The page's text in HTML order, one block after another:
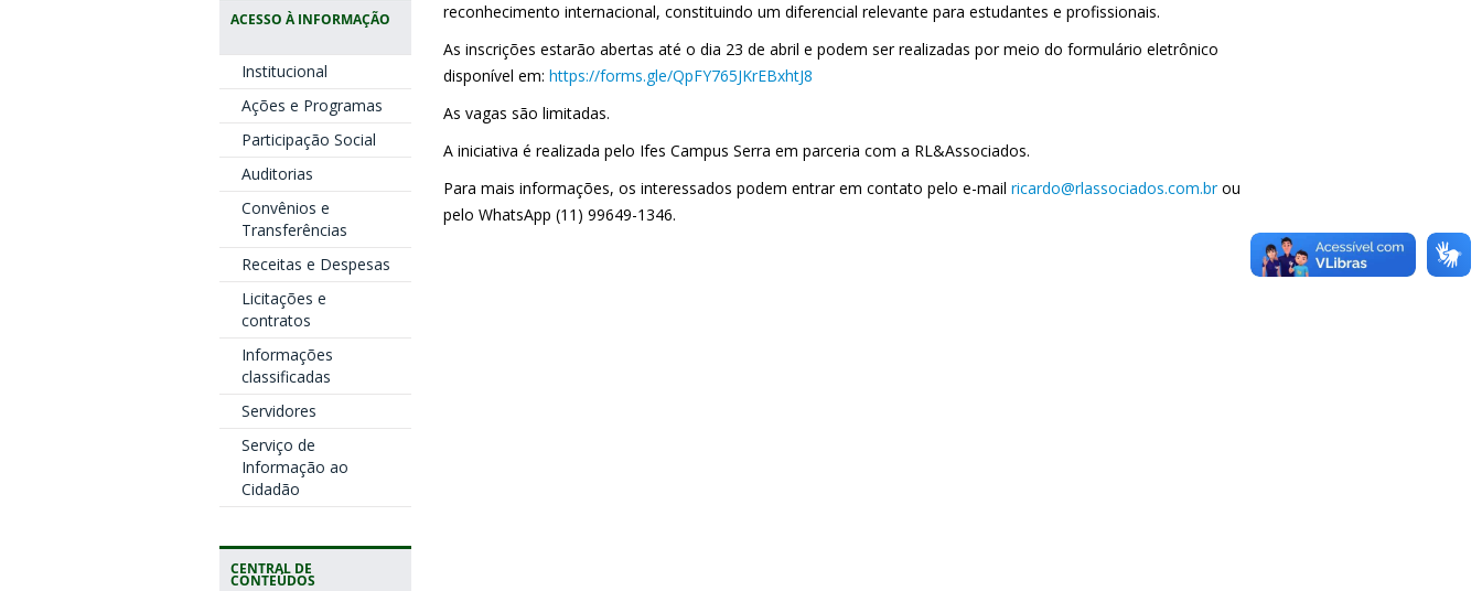
ACESSO À INFORMAÇÃO
Institucional
Ações e Programas
Participação Social
Auditorias
Convênios e
Transferências
Receitas e Despesas
Licitações e
contratos
Informações
classificadas
Servidores
Serviço de
Informação ao
Cidadão
CENTRAL DE
CONTEÚDOS
reconhecimento internacional, constituindo um diferencial relevante para estudantes e profissionais.
As inscrições estarão abertas até o dia 23 de abril e podem ser realizadas por meio do formulário eletrônico
disponível em: https://forms.gle/QpFY765JKrEBxhtJ8
As vagas são limitadas.
A iniciativa é realizada pelo Ifes Campus Serra em parceria com a RL&Associados.
Para mais informações, os interessados podem entrar em contato pelo e-mail ricardo@rlassociados.com.brou
pelo WhatsApp (11) 99649-1346.